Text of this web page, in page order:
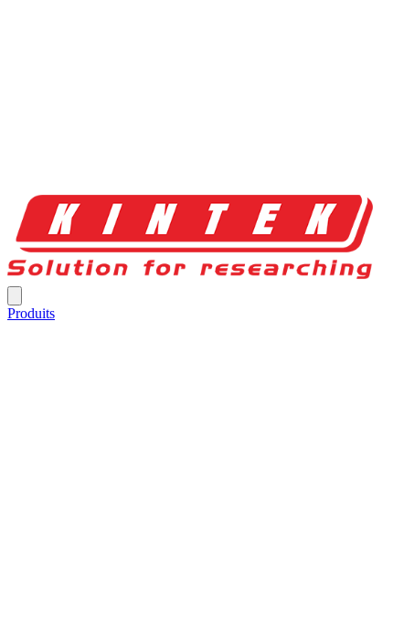
Produits